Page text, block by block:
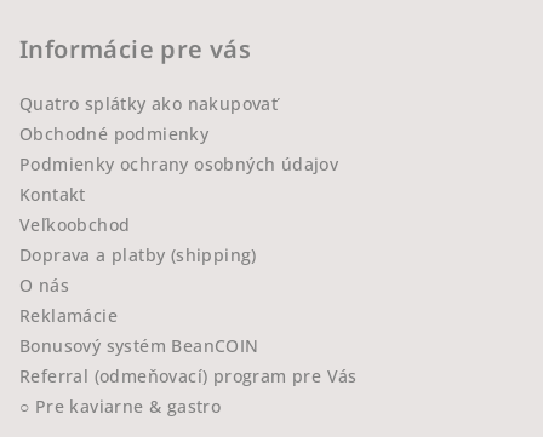
Informácie pre vás
Quatro splátky ako nakupovať
Obchodné podmienky
Podmienky ochrany osobných údajov
Kontakt
Veľkoobchod
Doprava a platby (shipping)
O nás
Reklamácie
Bonusový systém BeanCOIN
Referral (odmeňovací) program pre Vás
○ Pre kaviarne & gastro